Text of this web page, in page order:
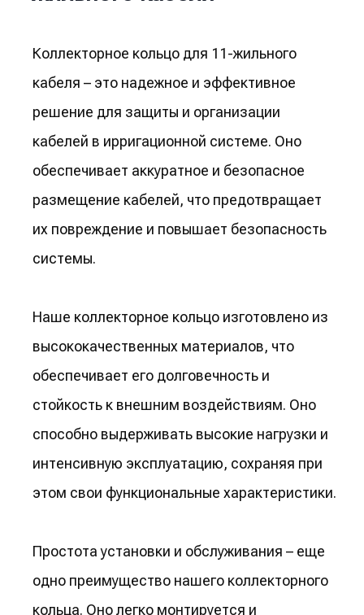
Коллекторное кольцо для 11-жильного
кабеля – это надежное и эффективное
решение для защиты и организации
кабелей в ирригационной системе. Оно
обеспечивает аккуратное и безопасное
размещение кабелей, что предотвращает
их повреждение и повышает безопасность
системы.
Наше коллекторное кольцо изготовлено из
высококачественных материалов, что
обеспечивает его долговечность и
стойкость к внешним воздействиям. Оно
способно выдерживать высокие нагрузки и
интенсивную эксплуатацию, сохраняя при
этом свои функциональные характеристики.
Простота установки и обслуживания – еще
одно преимущество нашего коллекторного
кольца. Оно легко монтируется и